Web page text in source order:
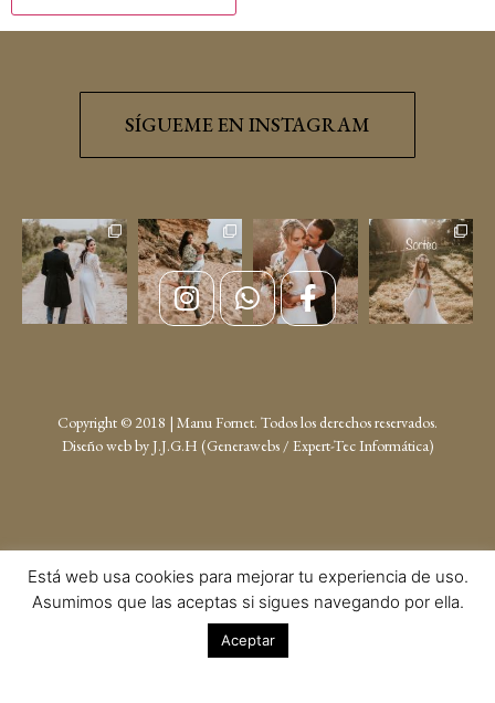
SÍGUEME EN INSTAGRAM
Copyright © 2018 | Manu Fornet. Todos los derechos reservados.
Diseño web byJ.J.G.H (Generawebs / Expert-Tec Informática)
Está web usa cookies para mejorar tu experiencia de uso.
Asumimos que las aceptas si sigues navegando por ella.
Aceptar